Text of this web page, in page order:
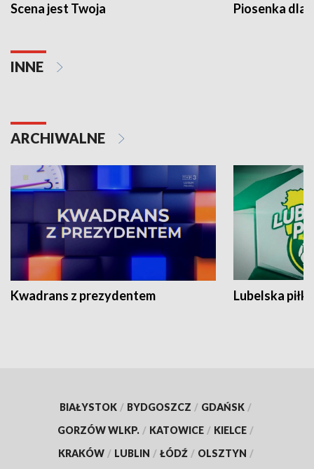
Scena jest Twoja Piosenka dla
INNE
ARCHIWALNE
Kwadrans z prezydentem Lubelska piłka
BIAŁYSTOK / BYDGOSZCZ / GDAŃSK /
GORZÓW WLKP. / KATOWICE / KIELCE /
KRAKÓW / LUBLIN / ŁÓDŹ / OLSZTYN /